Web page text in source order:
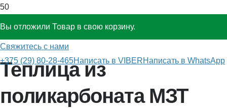
Вы отложили Товар в свою корзину.
Свяжитесь с нами
+375 (29) 80-28-465Написать в VIBERНаписать в WhatsApp
Главная»Теплицы из поликарбоната
Теплица из
поликарбоната МЗТ